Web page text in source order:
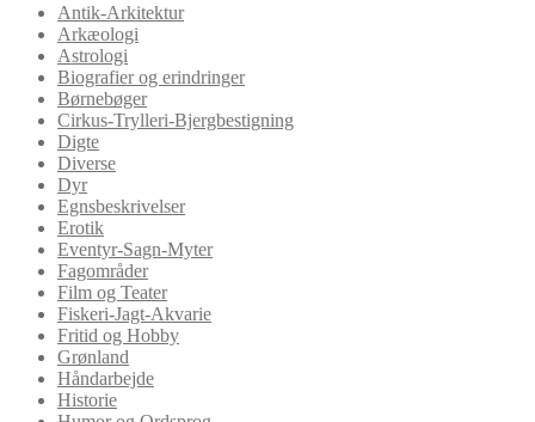
Antik-Arkitektur
Arkæologi
Astrologi
Biografier og erindringer
Børnebøger
Cirkus-Trylleri-Bjergbestigning
Digte
Diverse
Dyr
Egnsbeskrivelser
Erotik
Eventyr-Sagn-Myter
Fagområder
Film og Teater
Fiskeri-Jagt-Akvarie
Fritid og Hobby
Grønland
Håndarbejde
Historie